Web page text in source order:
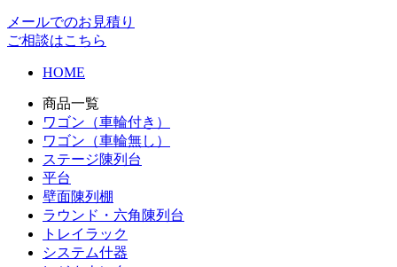
メールでのお見積り
ご相談はこちら
HOME
商品一覧
ワゴン（車輪付き）
ワゴン（車輪無し）
ステージ陳列台
平台
壁面陳列棚
ラウンド・六角陳列台
トレイラック
システム什器